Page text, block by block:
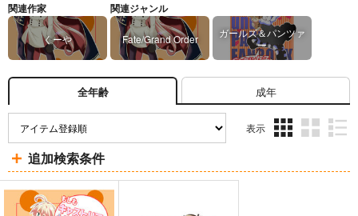
関連作家
くーや
関連ジャンル
Fate/Grand Order
ガールズ＆パンツァ
ー
全年齢 成年
表示
ム
ム
ム
追加検索条件